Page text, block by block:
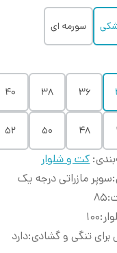
سورمه ای
۳۶ ۳۸ ۴۰
۴۸ ۵۰ ۵۲
:کت و شلوار
:سوپر مازراتی درجه یک
:
85
:
100
برای تنگی و گشادی:دارد